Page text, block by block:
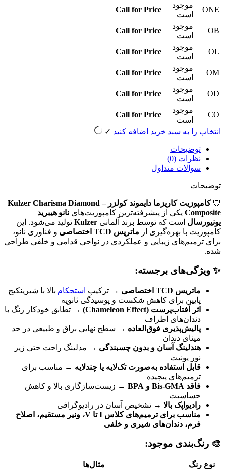
ONE
موجود
است
Call for Price
OB
موجود
است
Call for Price
OL
موجود
است
Call for Price
OM
موجود
است
Call for Price
OD
موجود
است
Call for Price
CO
موجود
است
Call for Price
انتخاب را به سبد خرید اضافه کنید ✓
توضیحات
نظرات (0)
سوالات متداول
توضیحات
🦷
کامپوزیت کاریزما دایموند کولزر – Kulzer Charisma Diamond
Composite یکی از پیشرفته‌ترین کامپوزیت‌های نانو هیبرید
یونیورسال است که توسط برند آلمانی Kulzer تولید می‌شود. این
کامپوزیت با بهره‌گیری از ماتریس TCD اختصاصی
و فناوری نانو،
برای ترمیم‌های زیبایی و عملکردی در نواحی قدامی و خلفی طراحی
شده.
✨ ویژگی‌های برجسته:
ماتریس TCD اختصاصی → ترکیب استحکام بالا با شیرینکیج
پایین برای کاهش شکست و پوسیدگی ثانویه
اثر آفتاب‌پرست (Chameleon Effect)
→ تطابق خودکار رنگ با
دندان‌های اطراف
پالیش‌پذیری فوق‌العاده → سطح نهایی براق و طبیعی در حد
مینای دندان
هندلینگ آسان و بدون چسبندگی → مدلینگ راحت حتی زیر
نور یونیت
قابل استفاده به‌صورت تک‌لایه یا چندلایه → مناسب برای
ترمیم‌های پیچیده
فاقد Bis-GMA و BPA
→ زیست‌سازگاری بالا و کاهش
حساسیت
رادیواپک بالا → تشخیص آسان در رادیوگرافی
مناسب برای ترمیم‌های کلاس I تا V، ونیر مستقیم، اصلاح
فرم، دندان‌های شیری و خلفی
🎨 رنگ‌بندی موجود:
نوع رنگ
مثال‌ها